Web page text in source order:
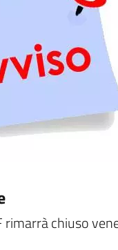
rimarrà chiuso